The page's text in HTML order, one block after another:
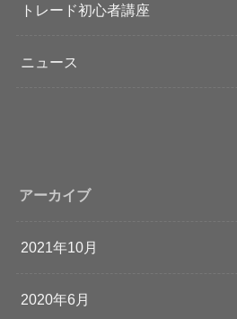
トレード初心者講座
ニュース
アーカイブ
2021年10月
2020年6月